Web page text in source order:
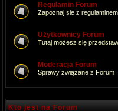
Regulamin Forum
Zapoznaj sie z
Użytkownicy Forum
Tutaj możesz się
Moderacja Forum
Sprawy związane z Forum
Kto jest na Forum